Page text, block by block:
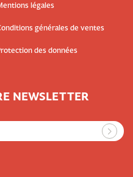
légales
générales de ventes
des données
NEWSLETTER